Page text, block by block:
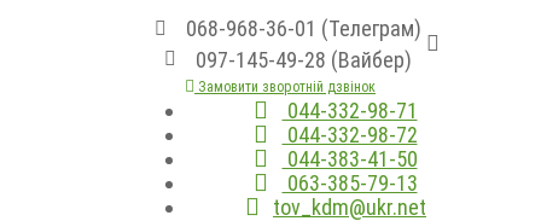
068-968-36-01 (Телеграм)
097-145-49-28 (Вайбер)
Замовити зворотній дзвінок
044-332-98-71
044-332-98-72
044-383-41-50
063-385-79-13
tov_kdm@ukr.net